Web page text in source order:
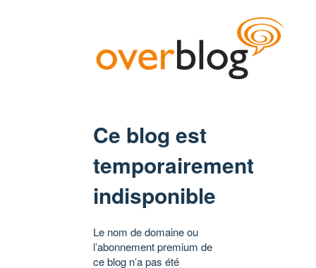
Ce blog est
temporairement
indisponible
Le nom de domaine ou
l’abonnement premium de
ce blog n’a pas été